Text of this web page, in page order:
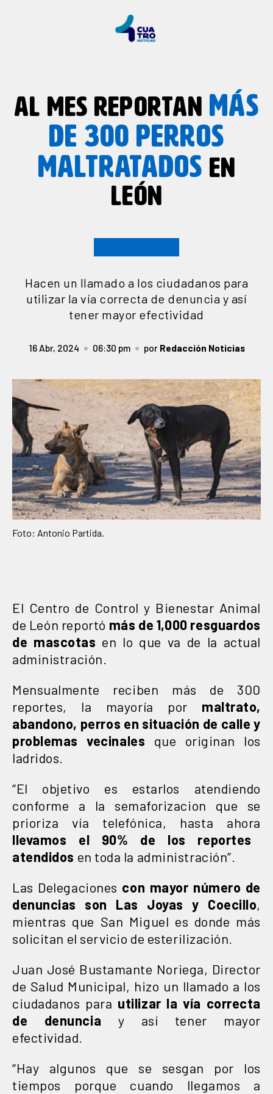
AL MES REPORTAN MÁS
DE 300 PERROS
MALTRATADOS EN
LEÓN
Hacen un llamado a los ciudadanos para
utilizar la vía correcta de denuncia y así
tener mayor efectividad
16 Abr, 2024 06:30 pm por Redacción Noticias
Foto: Antonio Partida.
El Centro de Control y Bienestar Animal
de León reportó más de 1,000 resguardos
de mascotas en lo que va de la actual
administración.
Mensualmente reciben más de 300
reportes, la mayoría por maltrato,
abandono, perros en situación de calle y
problemas vecinales que originan los
ladridos.
“El objetivo es estarlos atendiendo
conforme a la semaforizacion que se
prioriza vía telefónica, hasta ahora
llevamos el 90% de los reportes
atendidos en toda la administración”.
Las Delegaciones con mayor número de
denuncias son
Las Joyas y Coecillo,
mientras que San Miguel es donde más
solicitan el servicio de esterilización.
Juan José Bustamante Noriega, Director
de Salud Municipal, hizo un llamado a los
ciudadanos para utilizar la vía correcta
de denuncia y así tener mayor
efectividad.
“Hay algunos que se sesgan por los
tiempos porque cuando llegamos a